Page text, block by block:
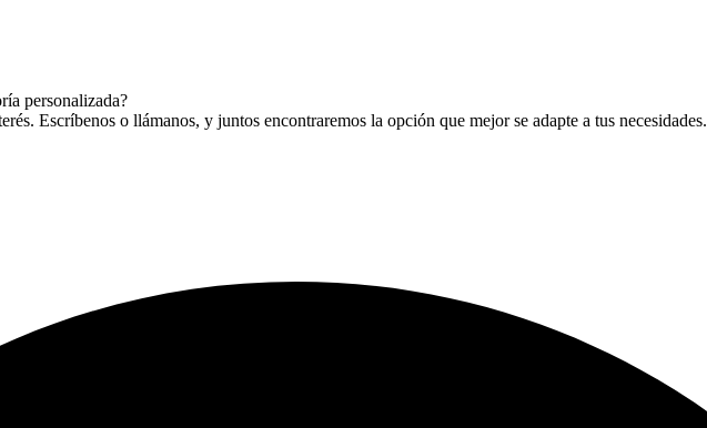
personalizada?
Escríbenos o llámanos, y juntos encontraremos la opción que mejor se adapte a tus necesidades.